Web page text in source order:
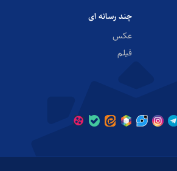
چند رسانه ای
عکس
فیلم